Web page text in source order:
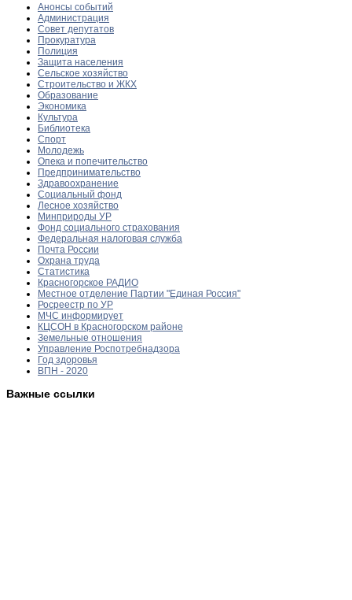
Анонсы событий
Администрация
Совет депутатов
Прокуратура
Полиция
Защита населения
Сельское хозяйство
Строительство и ЖКХ
Образование
Экономика
Культура
Библиотека
Спорт
Молодежь
Опека и попечительство
Предпринимательство
Здравоохранение
Социальный фонд
Лесное хозяйство
Минприроды УР
Фонд социального страхования
Федеральная налоговая служба
Почта России
Охрана труда
Статистика
Красногорское РАДИО
Местное отделение Партии "Единая Россия"
Росреестр по УР
МЧС информирует
КЦСОН в Красногорском районе
Земельные отношения
Управление Роспотребнадзора
Год здоровья
ВПН - 2020
Важные ссылки